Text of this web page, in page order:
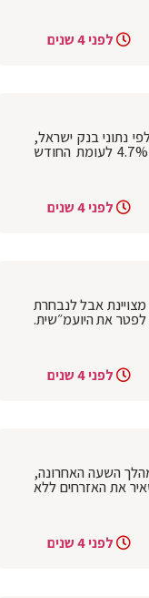
לפני 4 שנים
נתוני בנק ישראל,
היקף המשכנתאות החדשות שנלקחו בחודש אוגוסט עמד על 9.64 מיליארד שקל, ירידה של 4.7% לעומת החודש
לפני 4 שנים
אבל לנבחרת
את היועמ״שית.
לפני 4 שנים
השעה האחרונה,
את האזרחים ללא
לפני 4 שנים